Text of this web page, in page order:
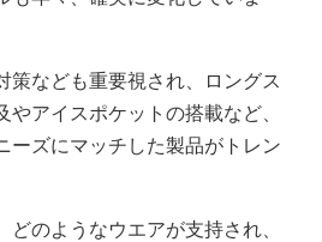
策なども重要視され、ロングス
やアイスポケットの搭載など、
ーズにマッチした製品がトレン
どのようなウエアが支持され、